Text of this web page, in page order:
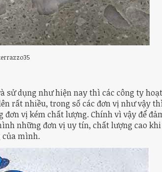
sử dụng như hiện nay thì các công ty
rất nhiều, trong số các đơn vị như vậy
vị kém chất lượng. Chính vì vậy để
những đơn vị uy tín, chất lượng cao
của mình.